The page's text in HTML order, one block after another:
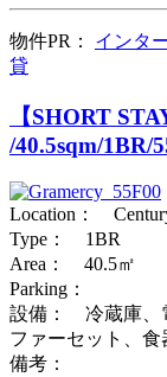
物件PR： インタ
貸
【SHORT
/40.5sqm/1BR/
Location：
Type： 1BR
Area： 40.5㎡
Parking：
設備： 冷蔵庫、
ファーセット、食
備考：